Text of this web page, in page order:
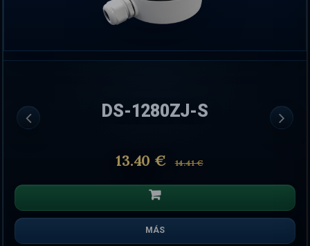
DS-1280ZJ-S
13.40 € 14.41 €
MÁS